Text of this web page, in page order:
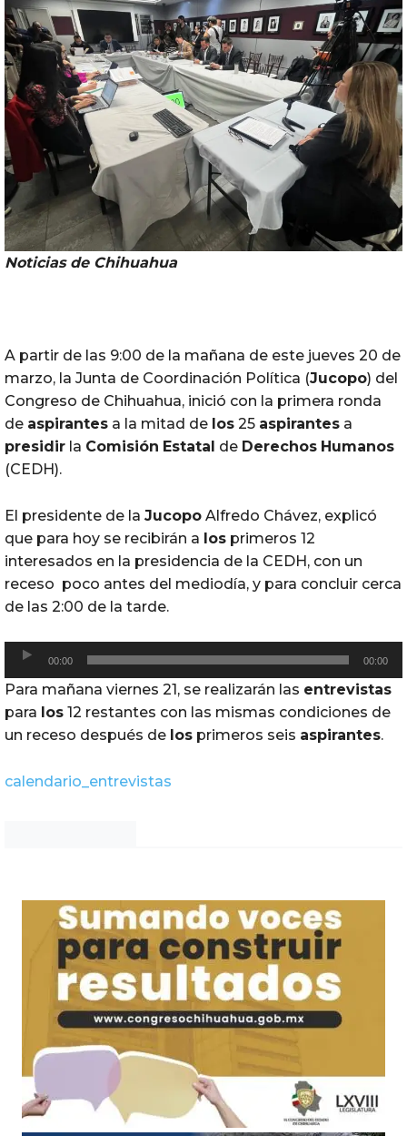
Noticias de Chihuahua
A partir de las 9:00 de la mañana de este jueves 20 de
marzo, la Junta de Coordinación Política (Jucopo) del
Congreso de Chihuahua, inició con la primera ronda
de aspirantes a la mitad de los 25 aspirantes a
presidir la Comisión Estatal de Derechos Humanos
(CEDH).
El presidente de la Jucopo Alfredo Chávez, explicó
que para hoy se recibirán a los primeros 12
interesados en la presidencia de la CEDH, con un
receso poco antes del mediodía, y para concluir cerca
de las 2:00 de la tarde.
e
p
r
o
u
00:00 00:00
Para mañana viernes 21, se realizarán las entrevistas
para los 12 restantes con las mismas condiciones de
un receso después de los primeros seis aspirantes.
calendario_entrevistas